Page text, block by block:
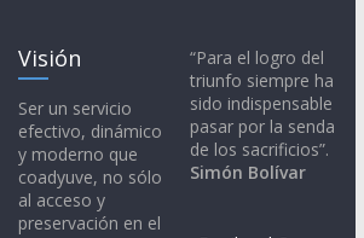
Visión
Ser un servicio
efectivo, dinámico
y moderno que
coadyuve, no sólo
al acceso y
preservación en el
“Para el logro del
triunfo siempre ha
sido indispensable
pasar por la senda
de los sacrificios”.
Simón Bolívar